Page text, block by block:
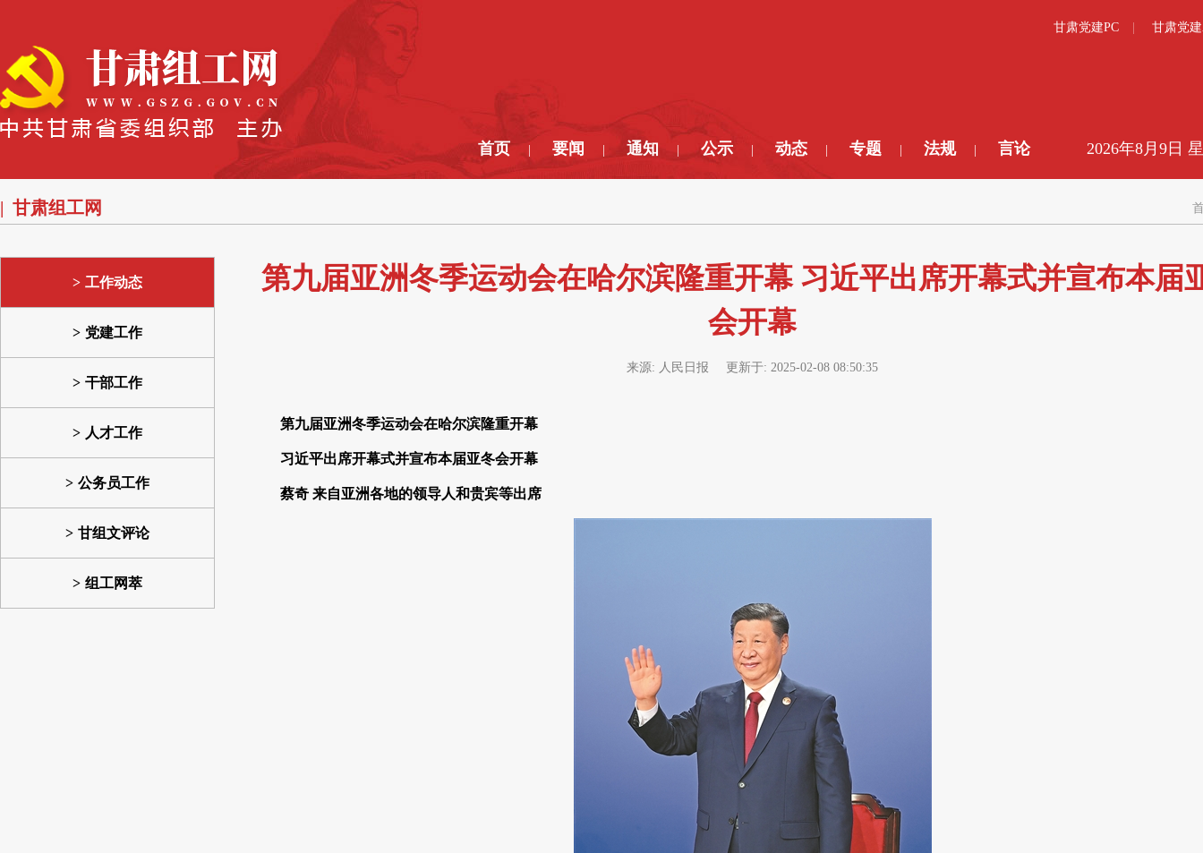
甘肃党建PC 甘肃党
首页 要闻 通知 公示 动态 专题 法规 言论 2026年8月9日
甘肃组工网
工作动态
党建工作
干部工作
人才工作
公务员工作
甘组文评论
组工网萃
第九届亚洲冬季运动会在哈尔滨隆重开幕 习近平出席开幕式并宣布本届
会开幕
来源: 人民日报 更新于: 2025-02-08 08:50:35
第九届亚洲冬季运动会在哈尔滨隆重开幕
习近平出席开幕式并宣布本届亚冬会开幕
蔡奇 来自亚洲各地的领导人和贵宾等出席